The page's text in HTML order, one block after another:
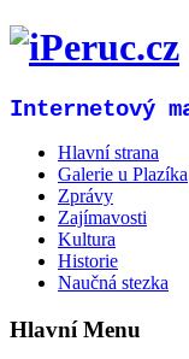
Internetový
Hlavní strana
Galerie u Plazíka
Zprávy
Zajímavosti
Kultura
Historie
Naučná stezka
Hlavní Menu